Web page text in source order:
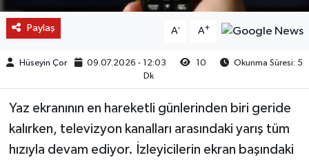
Paylaş A- A+
Hüseyin Çor 09.07.2026 - 12:03 10
Okunma Süresi: 5
Dk
Yaz ekranının en hareketli günlerinden biri geride
kalırken, televizyon kanalları arasındaki yarış tüm
hızıyla devam ediyor. İzleyicilerin ekran başındaki